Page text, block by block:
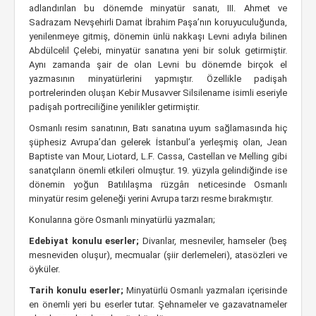
adlandırılan bu dönemde minyatür sanatı, III. Ahmet ve
Sadrazam Nevşehirli Damat İbrahim Paşa’nın koruyuculuğunda,
yenilenmeye gitmiş, dönemin ünlü nakkaşı Levni adıyla bilinen
Abdülcelil Çelebi, minyatür sanatına yeni bir soluk getirmiştir.
Aynı zamanda şair de olan Levni bu dönemde birçok el
yazmasının minyatürlerini yapmıştır. Özellikle padişah
portrelerinden oluşan Kebir Musavver Silsilename isimli eseriyle
padişah portreciliğine yenilikler getirmiştir.
Osmanlı resim sanatının, Batı sanatına uyum sağlamasında hiç
şüphesiz Avrupa’dan gelerek İstanbul’a yerleşmiş olan, Jean
Baptiste van Mour, Liotard, L.F. Cassa, Castellan ve Melling gibi
sanatçıların önemli etkileri olmuştur. 19. yüzyıla gelindiğinde ise
dönemin yoğun Batılılaşma rüzgârı neticesinde Osmanlı
minyatür resim geleneği yerini Avrupa tarzı resme bırakmıştır.
Konularına göre Osmanlı minyatürlü yazmaları;
Edebiyat konulu eserler; Divanlar, mesneviler, hamseler (beş
mesneviden oluşur), mecmualar (şiir derlemeleri), atasözleri ve
öyküler.
Tarih konulu eserler; Minyatürlü Osmanlı yazmaları içerisinde
en önemli yeri bu eserler tutar. Şehnameler ve gazavatnameler